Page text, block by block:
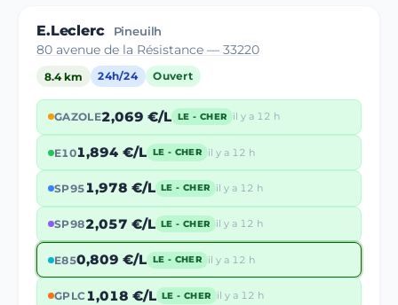
E.Leclerc Pineuilh
80 avenue de la Résistance — 33220
8.4 km 24h/24 Ouvert
GAZOLE2,069 €/L LE - CHER il y a 12 h
E101,894 €/L LE - CHER il y a 12 h
SP951,978 €/L LE - CHER il y a 12 h
SP982,057 €/L LE - CHER il y a 12 h
E850,809 €/L LE - CHER il y a 12 h
GPLC1,018 €/L LE - CHER il y a 12 h